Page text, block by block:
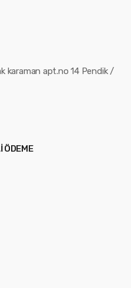
karaman apt.no 14 Pendik /
ÖDEME